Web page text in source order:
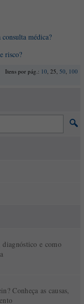
médica?
risco?
Itens por pág.: 10, 25, 50, 100
diagnóstico e como
Conheça as causas,